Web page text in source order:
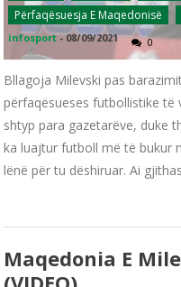
Përfaqësuesja E Maqedonisë
infosport -08/09/2021 0
Bllagoja Milevski pas
përfaqësueses futbollistike
shtyp para gazetarëve, duke
ka luajtur futboll më të bukur
lënë për tu dëshiruar. Ai
Maqedonia E